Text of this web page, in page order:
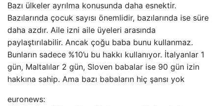
Bazı ülkeler ayrılma konusunda daha esnektir.
Bazılarında çocuk sayısı önemlidir, bazılarında ise süre
daha azdır. Aile izni aile üyeleri arasında
paylaştırılabilir. Ancak çoğu baba bunu kullanmaz.
Bunların sadece %10’u bu hakkı kullanıyor. İtalyanlar 1
gün, Maltalılar 2 gün, Sloven babalar ise 90 gün izin
hakkına sahip. Ama bazı babaların hiç şansı yok
euronews: